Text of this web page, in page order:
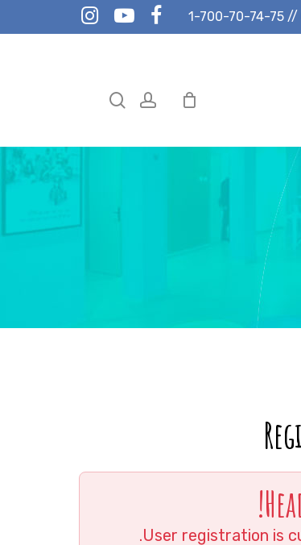
facebook
youtube
instagram 1-700-70-74-75 //
Hit enter to search or ESC to
searchaccount